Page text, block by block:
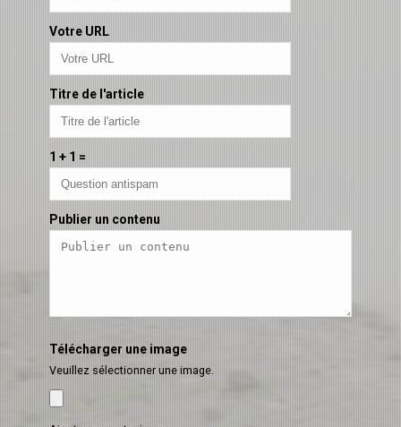
Votre URL
Titre de l'article
1 + 1 =
Publier un contenu
Télécharger une image
Veuillez sélectionner une image.